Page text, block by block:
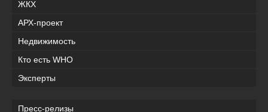
ЖКХ
АРХ-проект
Недвижимость
Кто есть WHO
Эксперты
Пресс-релизы